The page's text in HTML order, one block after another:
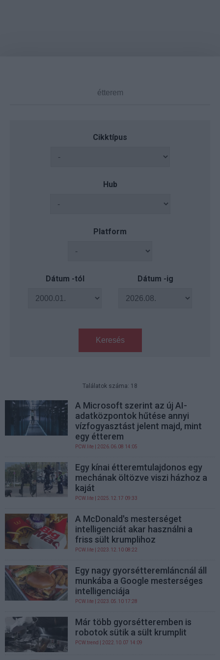
Cikktípus
Hub
Platform
Dátum -tól Dátum -ig
Keresés
Találatok száma: 18
A Microsoft szerint az új AI-
adatközpontok hűtése annyi
vízfogyasztást jelent majd, mint
egy étterem
PCW.lite | 2026.06.08 14:05
Egy kínai étteremtulajdonos egy
mechának öltözve viszi házhoz a
kaját
PCW.lite | 2025.12.17 09:33
A McDonald's mesterséget
intelligenciát akar használni a
friss sült krumplihoz
PCW.lite | 2023.12.10 08:22
Egy nagy gyorsétteremláncnál áll
munkába a Google mesterséges
intelligenciája
PCW.lite | 2023.05.10 17:28
Már több gyorsétteremben is
robotok sütik a sült krumplit
PCW.trend | 2022.10.07 14:09